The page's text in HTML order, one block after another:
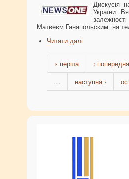
Дискусія
України
Матвеєм Ганапольским на
Читати далі
« перша ‹ попередня
наступна ›